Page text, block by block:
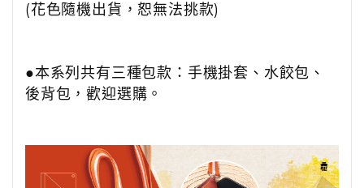
(花色隨機出貨，恕無法挑款)
●本系列共有三種包款：手機掛套、水餃包、
後背包，歡迎選購。